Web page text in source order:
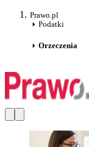
Prawo.pl
Podatki
Orzeczenia